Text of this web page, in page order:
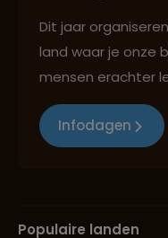
Dit jaar
land waar je onze
mensen erachter
Infodagen
Populaire landen